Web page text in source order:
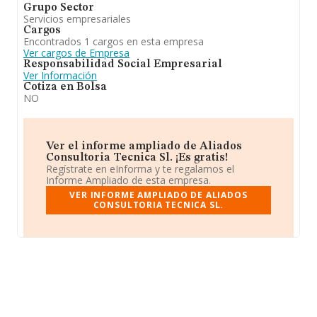
Grupo Sector
Servicios empresariales
Cargos
Encontrados 1 cargos en esta empresa
Ver cargos de Empresa
Responsabilidad Social Empresarial
Ver Información
Cotiza en Bolsa
NO
Ver el informe ampliado de Aliados
Consultoria Tecnica Sl. ¡Es gratis!
Regístrate en eInforma y te regalamos el
Informe Ampliado de esta empresa.
VER INFORME AMPLIADO DE ALIADOS
CONSULTORIA TECNICA SL.